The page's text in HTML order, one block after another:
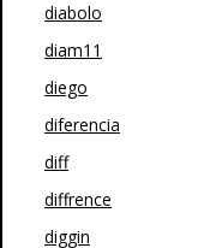
diabolo
diam11
diego
diferencia
diff
diffrence
diggin